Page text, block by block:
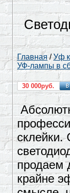
Главная/Уф
УФ-лампы в
30 000руб.
склейки.
продаем
крайне